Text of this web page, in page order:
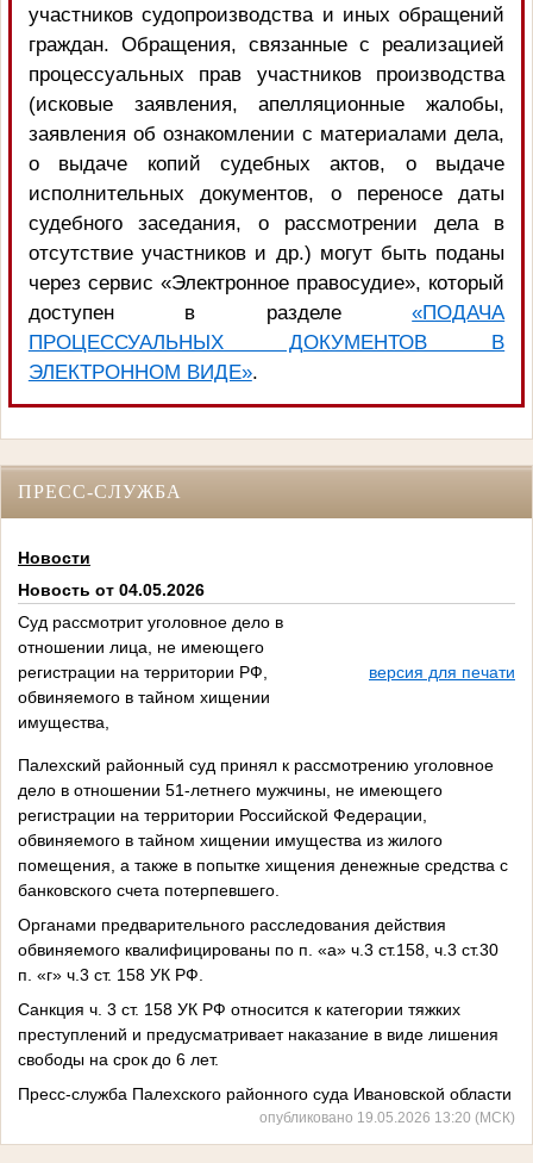
участников судопроизводства и иных обращений
граждан. Обращения, связанные с реализацией
процессуальных прав участников производства
(исковые заявления, апелляционные жалобы,
заявления об ознакомлении с материалами дела,
о выдаче копий судебных актов, о выдаче
исполнительных документов, о переносе даты
судебного заседания, о рассмотрении дела в
отсутствие участников и др.) могут быть поданы
через сервис «Электронное правосудие», который
доступен в разделе«ПОДАЧА
ПРОЦЕССУАЛЬНЫХ ДОКУМЕНТОВ В
ЭЛЕКТРОННОМ ВИДЕ».
ПРЕСС-СЛУЖБА
Новости
Новость от 04.05.2026
Суд рассмотрит уголовное дело в
отношении лица, не имеющего
регистрации на территории РФ,
обвиняемого в тайном хищении
имущества,
версия для печати
Палехский районный суд принял к рассмотрению уголовное
дело в отношении 51-летнего мужчины, не имеющего
регистрации на территории Российской Федерации,
обвиняемого в тайном хищении имущества из жилого
помещения, а также в попытке хищения денежные средства с
банковского счета потерпевшего.
Органами предварительного расследования действия
обвиняемого квалифицированы по п. «а» ч.3 ст.158, ч.3 ст.30
п. «г» ч.3 ст. 158 УК РФ.
Санкция ч. 3 ст. 158 УК РФ относится к категории тяжких
преступлений и предусматривает наказание в виде лишения
свободы на срок до 6 лет.
Пресс-служба Палехского районного суда Ивановской области
опубликовано 19.05.2026 13:20 (МСК)